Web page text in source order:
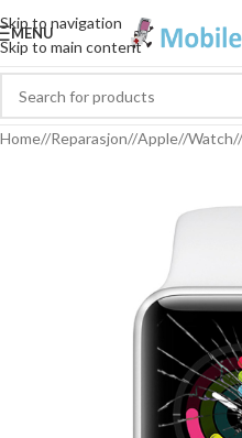
Skip to navigation
Skip to main content
MENU
Home/ Reparasjon/ Apple/ Watch/